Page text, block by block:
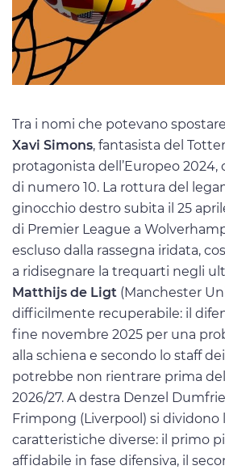
Tra i nomi che potevano
Xavi Simons, fantasista del
protagonista dell’Europeo 2024,
di numero 10. La rottura del
ginocchio destro subita il 25
di Premier League a
escluso dalla rassegna iridata,
a ridisegnare la trequarti negli
Matthijs de Ligt (Manchester
difficilmente recuperabile: il
fine novembre 2025 per una
alla schiena e secondo lo staff
potrebbe non rientrare prima
2026/27. A destra Denzel
Frimpong (Liverpool) si dividono
caratteristiche diverse: il primo
affidabile in fase difensiva, il